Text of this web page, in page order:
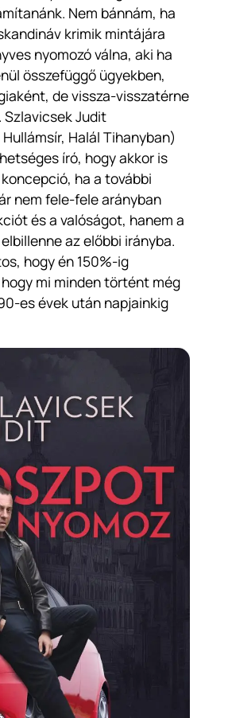
Nem bánnám, ha
krimik mintájára
nyomozó válna, aki ha
összefüggő ügyekben,
de vissza-visszatérne
Szlavicsek Judit
Halál Tihanyban)
író, hogy akkor is
ha a további
nem fele-fele arányban
és a valóságot, hanem a
az előbbi irányba.
hogy én 150%-ig
mi minden történt még
es évek után napjainkig